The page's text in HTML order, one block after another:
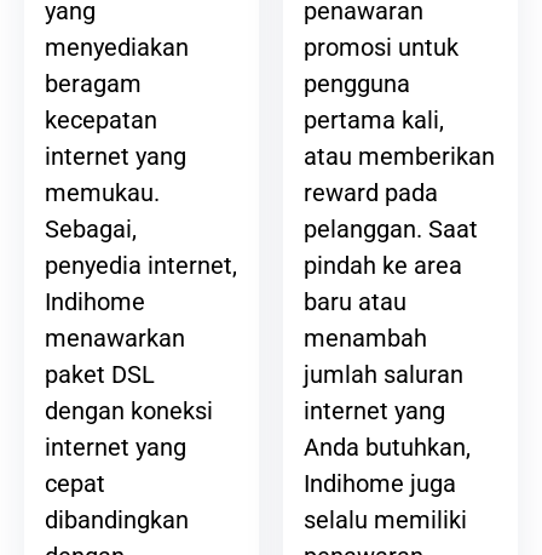
yang
menyediakan
beragam
kecepatan
internet yang
memukau.
Sebagai,
penyedia internet,
Indihome
menawarkan
paket DSL
dengan koneksi
internet yang
cepat
dibandingkan
penawaran
promosi untuk
pengguna
pertama kali,
atau memberikan
reward pada
pelanggan. Saat
pindah ke area
baru atau
menambah
jumlah saluran
internet yang
Anda butuhkan,
Indihome juga
selalu memiliki